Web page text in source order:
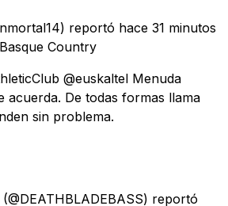
reportó hace 31 minutos
Country
@euskaltel Menuda
acuerda. De todas formas llama
sin problema.
(@DEATHBLADEBASS) reportó